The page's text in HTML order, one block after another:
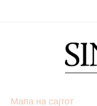
Мапа на сајтот